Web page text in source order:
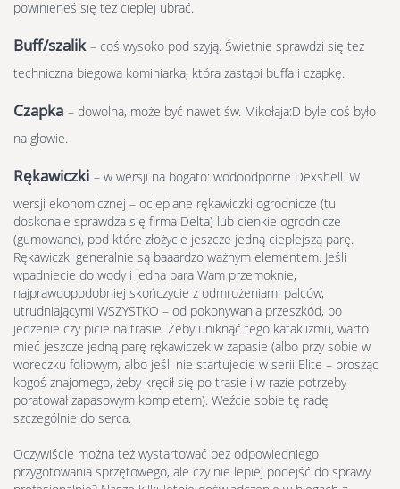
powinieneś się też cieplej ubrać.
Buff/szalik – coś wysoko pod szyją. Świetnie sprawdzi się też
techniczna biegowa kominiarka, która zastąpi buffa i czapkę.
Czapka – dowolna, może być nawet św. Mikołaja:D byle coś było
na głowie.
Rękawiczki – w wersji na bogato: wodoodporne Dexshell. W
wersji ekonomicznej – ocieplane rękawiczki ogrodnicze (tu
doskonale sprawdza się firma Delta) lub cienkie ogrodnicze
(gumowane), pod które złożycie jeszcze jedną cieplejszą parę.
Rękawiczki generalnie są baaardzo ważnym elementem. Jeśli
wpadniecie do wody i jedna para Wam przemoknie,
najprawdopodobniej skończycie z odmrożeniami palców,
utrudniającymi WSZYSTKO – od pokonywania przeszkód, po
jedzenie czy picie na trasie. Żeby uniknąć tego kataklizmu, warto
mieć jeszcze jedną parę rękawiczek w zapasie (albo przy sobie w
woreczku foliowym, albo jeśli nie startujecie w serii Elite – prosząc
kogoś znajomego, żeby kręcił się po trasie i w razie potrzeby
poratował zapasowym kompletem). Weźcie sobie tę radę
szczególnie do serca.
Oczywiście można też wystartować bez odpowiedniego
przygotowania sprzętowego, ale czy nie lepiej podejść do sprawy